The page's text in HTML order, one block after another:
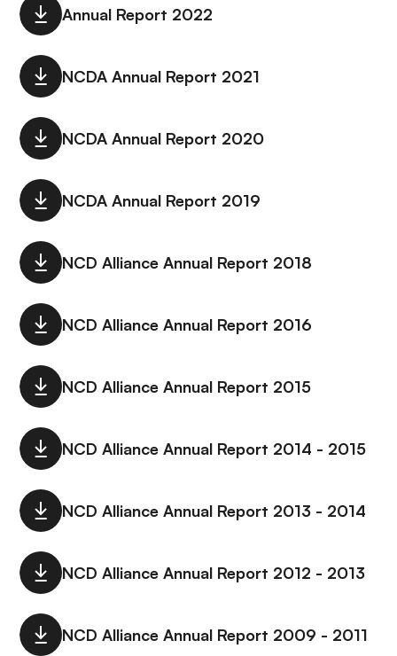
Annual Report 2022
NCDA Annual Report 2021
NCDA Annual Report 2020
NCDA Annual Report 2019
NCD Alliance Annual Report 2018
NCD Alliance Annual Report 2016
NCD Alliance Annual Report 2015
NCD Alliance Annual Report 2014 - 2015
NCD Alliance Annual Report 2013 - 2014
NCD Alliance Annual Report 2012 - 2013
NCD Alliance Annual Report 2009 - 2011